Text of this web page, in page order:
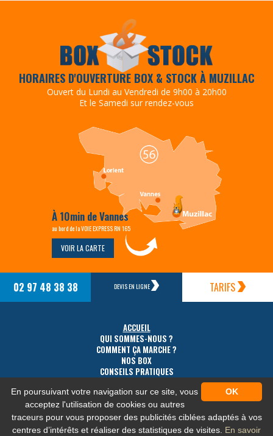
02 97 48 38 38 DEVIS EN LIGNE TARIFS
HORAIRES D'OUVERTURE BOX & STOCK À MUZILLAC
Ouvert du Lundi au Vendredi de 9h00 à 20h00
Et le Samedi sur rendez-vous
À 10min de Vannes
au bord de la VOIE EXPRESS RN 165
VOIR LA CARTE
ACCUEIL
QUI SOMMES-NOUS ?
COMMENT ÇA MARCHE ?
NOS BOX
CONSEILS PRATIQUES
ACCÈS
CONTACT
MENTIONS LÉGALES-PLAN DU SITE-PROTECTION DES DONNÉES PERSONNELLES -NOS FLUX RSS
OK
En poursuivant votre navigation sur ce site, vous
acceptez l'utilisation de cookies ou autres
traceurs pour vous proposer des publicités ciblées adaptés à vos
centres d’intérêts et réaliser des statistiques de visites. En savoir